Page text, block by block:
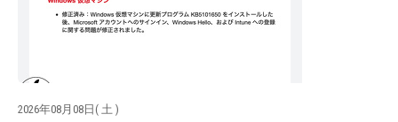
2026年08月08日( 土 )